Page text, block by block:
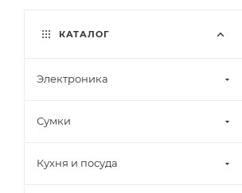
КАТАЛОГ
Электроника
Сумки
Кухня и посуда